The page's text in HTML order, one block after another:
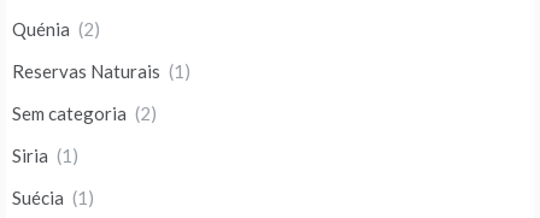
Quénia (2)
Reservas Naturais (1)
Sem categoria (2)
Siria (1)
Suécia (1)